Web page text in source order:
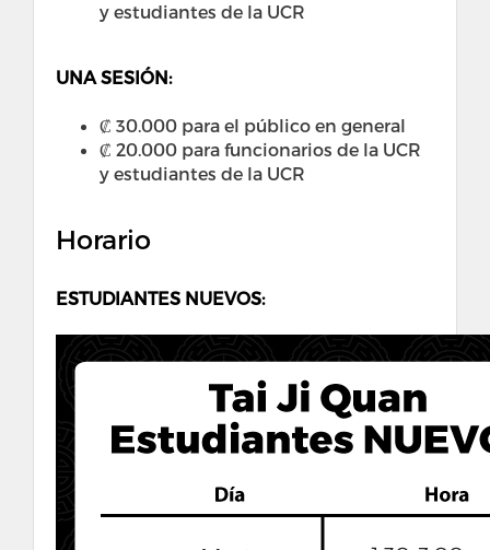
y estudiantes de la UCR
UNA SESIÓN:
₡ 30.000 para el público en general
₡ 20.000 para funcionarios de la UCR
y estudiantes de la UCR
Horario
ESTUDIANTES NUEVOS: